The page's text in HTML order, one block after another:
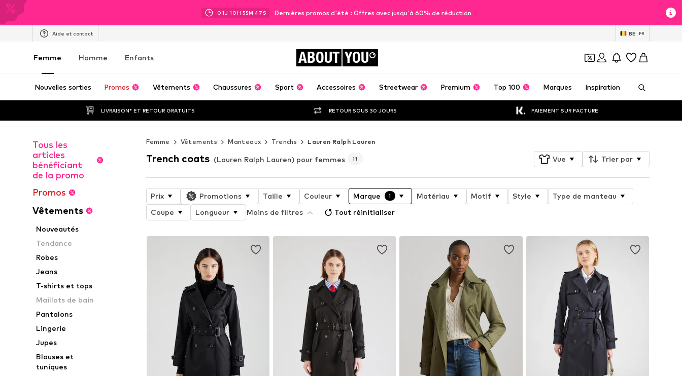
01J 10H 55M 45 S Dernières promos d'été : Offres avec jusqu'à 60% de réduction
Aide et contact BE FR
Femme Homme Enfants ABOUT YOU
Nouvelles sorties Promos Vêtements Chaussures Sport Accessoires Streetwear Premium Top 100 Marques Inspiration
LIVRAISON* ET RETOUR GRATUITS RETOUR SOUS 30 JOURS PAIEMENT SUR FACTURE
Tous les
articles
bénéficiant
de la promo
Promos
Vêtements
Nouveautés
Tendance
Robes
Jeans
T-shirts et tops
Maillots de bain
Pantalons
Lingerie
Jupes
Blouses et
tuniques
Femme Vêtements Manteaux Trenchs Lauren Ralph Lauren
Trench coats (Lauren Ralph Lauren) pour femmes 11 Vue Trier par
Prix Promotions Taille Couleur Marque 1 Matériau Motif Style
Type de manteau
Coupe
Longueur Moins de filtres Tout réinitialiser